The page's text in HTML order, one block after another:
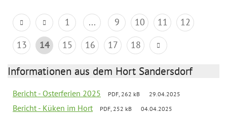
1 ... 9 10 11
12
13
14 15 16 17 18
Informationen aus dem Hort Sandersdorf
Bericht - Osterferien 2025 PDF, 262 kB 29.04.2025
Bericht - Küken im Hort PDF, 252 kB 04.04.2025